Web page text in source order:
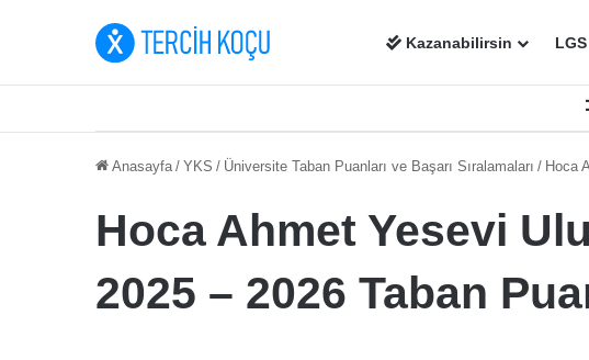
Kazanabilirsin LGS
Anasayfa / YKS / Üniversite Taban Puanları ve Başarı Sıralamaları / Hoca
Hoca Ahmet Yesevi
2025 – 2026 Taban